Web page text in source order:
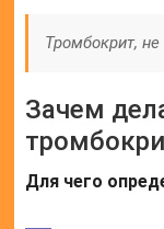
Тромбокрит,
Зачем
Для чего